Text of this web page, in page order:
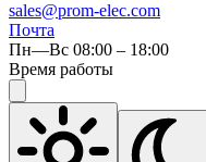
sales@prom-elec.com
Почта
Пн—Вс 08:00 – 18:00
Время работы